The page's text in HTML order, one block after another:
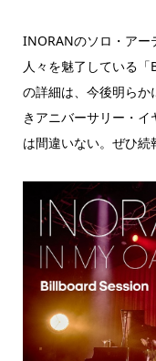
INORANのソロ・アー
人々を魅了している
の詳細は、今後明ら
きアニバーサリー・
は間違いない。ぜひ続